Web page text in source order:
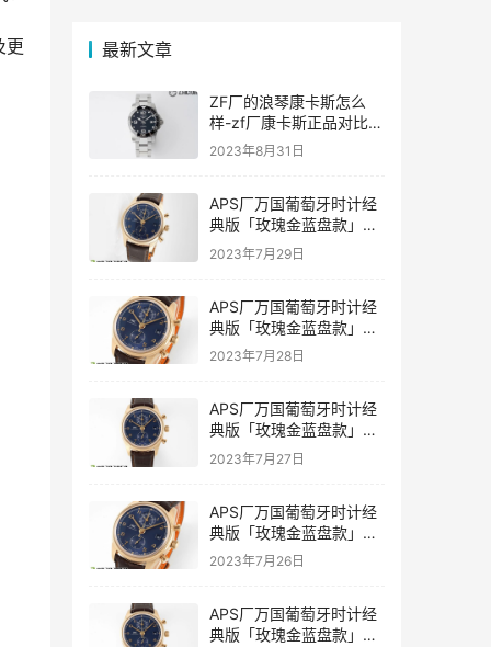
更 最新文章
ZF厂的浪琴康卡斯怎么
样-zf厂康卡斯正品对比评
价如何
2023年8月31日
APS厂万国葡萄牙时计经
典版「玫瑰金蓝盘款」复
刻表是否会一眼假-APS手
2023年7月29日
APS厂万国葡萄牙时计经
典版「玫瑰金蓝盘款」复
刻表值得入手吗-APS手表
2023年7月28日
APS厂万国葡萄牙时计经
典版「玫瑰金蓝盘款」复
刻表具有破绽吗-APS手表
2023年7月27日
APS厂万国葡萄牙时计经
典版「玫瑰金蓝盘款」复
刻表是否值得入手-APS手
2023年7月26日
APS厂万国葡萄牙时计经
典版「玫瑰金蓝盘款」复